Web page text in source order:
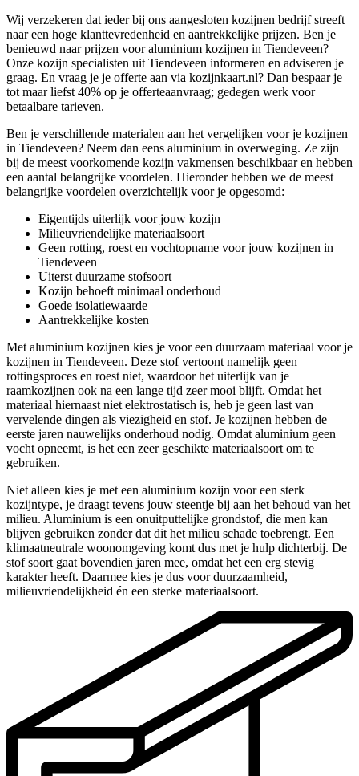
Wij verzekeren dat ieder bij ons aangesloten kozijnen bedrijf streeft
naar een hoge klanttevredenheid en aantrekkelijke prijzen. Ben je
benieuwd naar prijzen voor aluminium kozijnen in Tiendeveen?
Onze kozijn specialisten uit Tiendeveen informeren en adviseren je
graag. En vraag je je offerte aan via kozijnkaart.nl? Dan bespaar je
tot maar liefst 40% op je offerteaanvraag; gedegen werk voor
betaalbare tarieven.
Ben je verschillende materialen aan het vergelijken voor je kozijnen
in Tiendeveen? Neem dan eens aluminium in overweging. Ze zijn
bij de meest voorkomende kozijn vakmensen beschikbaar en hebben
een aantal belangrijke voordelen. Hieronder hebben we de meest
belangrijke voordelen overzichtelijk voor je opgesomd:
Eigentijds uiterlijk voor jouw kozijn
Milieuvriendelijke materiaalsoort
Geen rotting, roest en vochtopname voor jouw kozijnen in
Tiendeveen
Uiterst duurzame stofsoort
Kozijn behoeft minimaal onderhoud
Goede isolatiewaarde
Aantrekkelijke kosten
Met aluminium kozijnen kies je voor een duurzaam materiaal voor je
kozijnen in Tiendeveen. Deze stof vertoont namelijk geen
rottingsproces en roest niet, waardoor het uiterlijk van je
raamkozijnen ook na een lange tijd zeer mooi blijft. Omdat het
materiaal hiernaast niet elektrostatisch is, heb je geen last van
vervelende dingen als viezigheid en stof. Je kozijnen hebben de
eerste jaren nauwelijks onderhoud nodig. Omdat aluminium geen
vocht opneemt, is het een zeer geschikte materiaalsoort om te
gebruiken.
Niet alleen kies je met een aluminium kozijn voor een sterk
kozijntype, je draagt tevens jouw steentje bij aan het behoud van het
milieu. Aluminium is een onuitputtelijke grondstof, die men kan
blijven gebruiken zonder dat dit het milieu schade toebrengt. Een
klimaatneutrale woonomgeving komt dus met je hulp dichterbij. De
stof soort gaat bovendien jaren mee, omdat het een erg stevig
karakter heeft. Daarmee kies je dus voor duurzaamheid,
milieuvriendelijkheid én een sterke materiaalsoort.